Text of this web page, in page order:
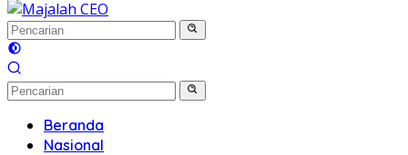
Beranda
Nasional